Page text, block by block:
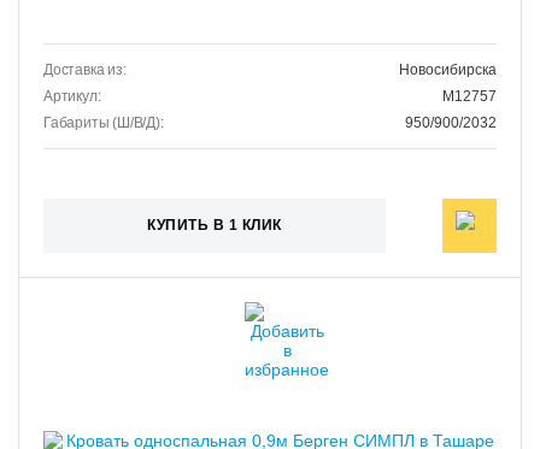
Доставка из:
Новосибирска
Артикул:
M12757
Габариты (Ш/В/Д):
950/900/2032
КУПИТЬ В 1 КЛИК